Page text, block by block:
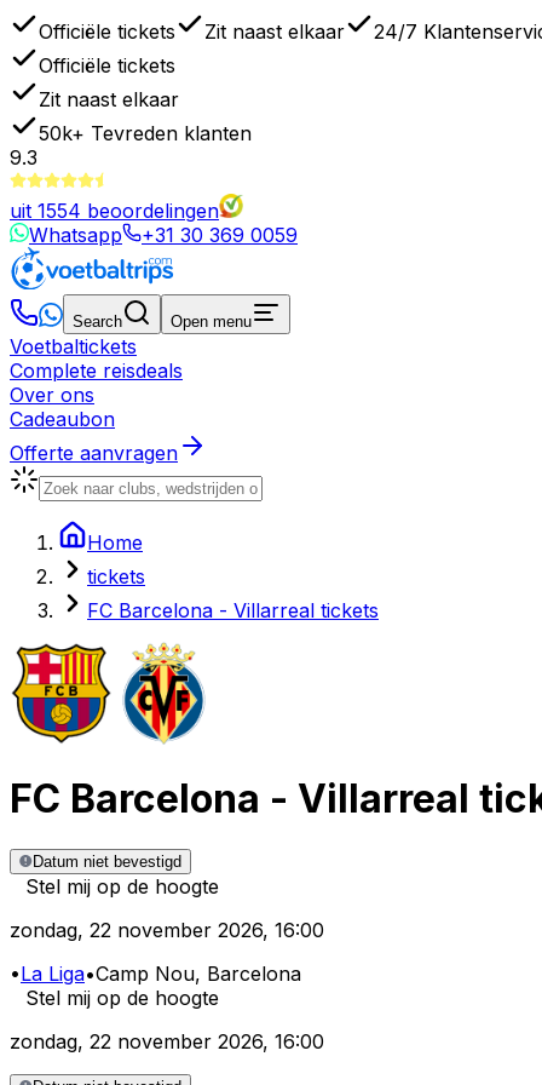
Officiële tickets Zit naast elkaar
24/7
Officiële tickets
Zit naast elkaar
50k+ Tevreden klanten
9.3
uit 1554 beoordelingen
Whatsapp
+31 30 369 0059
Search Open menu
Voetbaltickets
Complete reisdeals
Over ons
Cadeaubon
Offerte aanvragen
Home
tickets
FC Barcelona - Villarreal tickets
FC Barcelona - Villarreal
Datum niet bevestigd
Stel mij op de hoogte
zondag, 22 november 2026, 16:00
•La Liga•Camp Nou, Barcelona
Stel mij op de hoogte
zondag, 22 november 2026, 16:00